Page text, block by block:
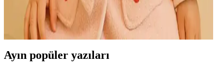
Bebek odasında sık bornozların malzeme, tasarım ve güvenlik
özellikleri, dekorasyonla uyumu ve kullanım kolaylığı hakkında
bilgiler içerir.
Ayın popüler yazıları